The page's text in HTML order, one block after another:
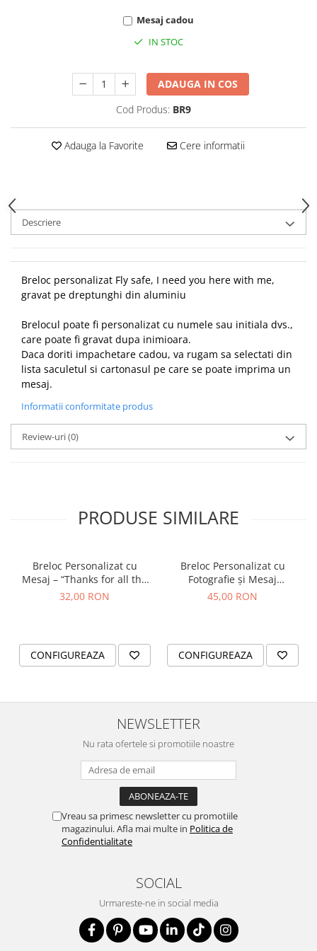
Mesaj cadou
IN STOC
ADAUGA IN COS
Cod Produs: BR9
Adauga la Favorite Cere informatii
Descriere
Breloc personalizat Fly safe, I need you here with me,
gravat pe dreptunghi din aluminiu
Brelocul poate fi personalizat cu numele sau initiala dvs.,
care poate fi gravat dupa inimioara.
Daca doriti impachetare cadou, va rugam sa selectati din
lista saculetul si cartonasul pe care se poate imprima un
mesaj.
Informatii conformitate produs
Review-uri(0)
PRODUSE SIMILARE
Breloc Personalizat cu
Mesaj – “Thanks for all the
orgasms” – Cadou Amuzant
32,00 RON
CONFIGUREAZA
Breloc Personalizat cu
Fotografie și Mesaj
Imprimat – Cadou
45,00 RON
CONFIGUREAZA
NEWSLETTER
Nu rata ofertele si promotiile noastre
Vreau sa primesc newsletter cu promotiile
magazinului. Afla mai multe in Politica de
Confidentialitate
SOCIAL
Urmareste-ne in social media